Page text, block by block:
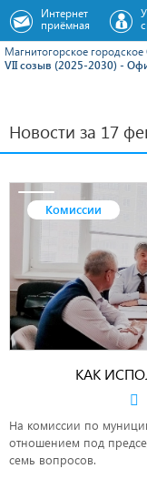
Магнитогорское городское
VII созыв (2025-2030) -
Интернет
приёмная
Новости за 17
Комиссии
КАК
На комиссии по
отношением под
семь вопросов.